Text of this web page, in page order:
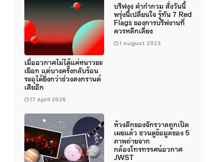
เมื่ออวกาศไม่ได้แค่หนาวยะ
เยือก แต่บางครั้งกลับร้อน
ระอุได้ยิ่งกว่าช่วงสงกรานต์
เสียอีก
17 April 2026
บรีฟงง คำกำกวม สั่งวันนี้
พรุ่งนี้เปลี่ยนใจ รู้ทัน 7 Red
Flags ของการบรีฟงานที่
ควรหลีกเลี่ยง
1 August 2023
ห้วงลึกของจักรวาลถูกเปิด
เผยแล้ว ชวนดูข้อมูลของ 5
ภาพถ่ายจาก
กล้องโทรทรรศน์อวกาศ
JWST